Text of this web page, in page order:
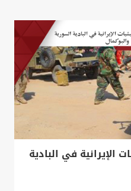
الإيرانية في البادية